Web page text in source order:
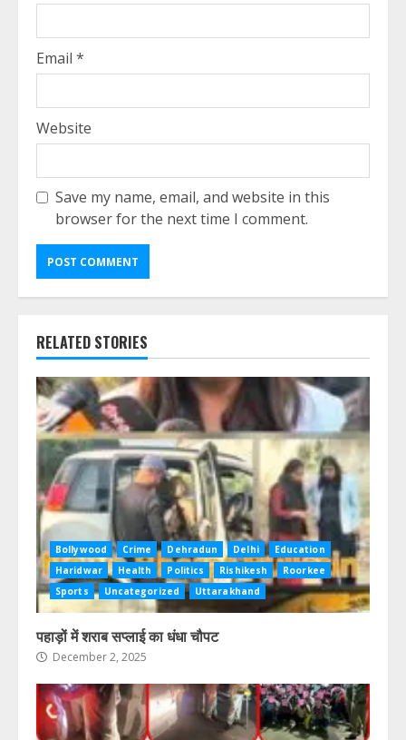
Email *
Website
Save my name, email, and website in this
browser for the next time I comment.
RELATED STORIES
Bollywood Crime Dehradun Delhi
Education
Haridwar
Health Politics Rishikesh
Roorkee
Sports
Uncategorized Uttarakhand
पहाड़ों में शराब सप्लाई का धंधा चौपट
December 2, 2025